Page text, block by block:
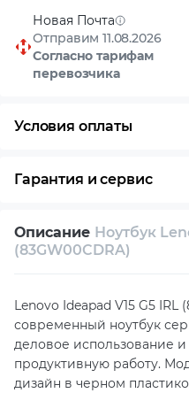
Новая Почта
Отправим 11.08.2026
Согласно тарифам
перевозчика
Условия оплаты
Гарантия и сервис
Возврат и обмен в
Техническая
Описание Ноутбук
(83GW00CDRA)
Lenovo Ideapad V15 G5
современный ноутбук
деловое использование
продуктивную работу.
дизайн в черном